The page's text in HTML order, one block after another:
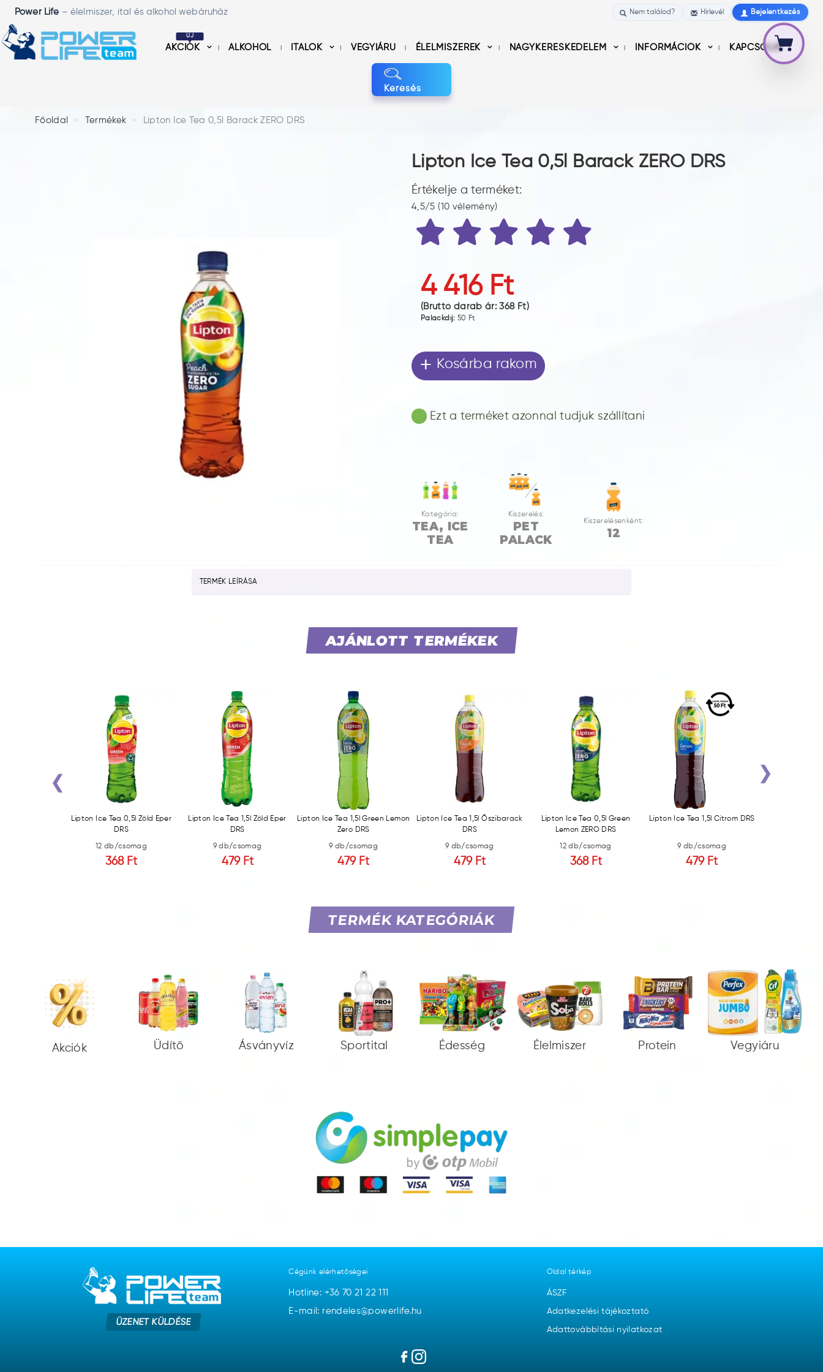
Power Life – élelmiszer, ital és alkohol webáruház Nem találod? Hírlevél Bejelentkezés
ÚJ
AKCIÓK ALKOHOL ITALOK VEGYIÁRU ÉLELMISZEREK NAGYKERESKEDELEM INFORMÁCIÓK KAPCSOLAT
Keresés
Főoldal Termékek Lipton Ice Tea 0,5l Barack ZERO DRS
Lipton Ice Tea 0,5l Barack ZERO DRS
Értékelje a terméket:
4,5/5 (10 vélemény)
4 416 Ft
(Bruttó darab ár:368 Ft)
Palackdíj: 50 Ft
+ Kosárba rakom
Ezt a terméket azonnal tudjuk szállítani
Kategória:
TEA, ICE
TEA
Kiszerelés:
PET
PALACK
Kiszerelésenként:
12
TERMÉK LEÍRÁSA
AJÁNLOTT TERMÉKEK
Lipton Ice Tea 0,5l Zöld Eper
DRS
12 db/csomag
368 Ft
Lipton Ice Tea 1,5l Zöld Eper
DRS
9 db/csomag
479 Ft
Lipton Ice Tea 1,5l Green Lemon
Zero DRS
9 db/csomag
479 Ft
Lipton Ice Tea 1,5l Őszibarack
DRS
9 db/csomag
479 Ft
Lipton Ice Tea 0,5l Green
Lemon ZERO DRS
12 db/csomag
368 Ft
Lipton Ice Tea 1,5l Citrom DRS
9 db/csomag
479 Ft
‹ ›
TERMÉK KATEGÓRIÁK
Akciók Üdítő Ásványvíz Sportital Édesség Élelmiszer Protein Vegyiáru
ÜZENET KÜLDÉSE
Cégünk elérhetőségei
Hotline: +36 70 21 22 111
E-mail: rendeles@powerlife.hu
Oldal térkép
ÁSZF
Adatkezelési tájékoztató
Adattovábbítási nyilatkozat